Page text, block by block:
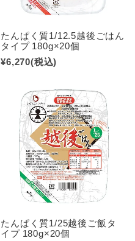
たんぱく質1/12.5越後ごはん
タイプ 180g×20個
¥6,270(税込)
たんぱく質1/25越後ご飯タ
イプ 180g×20個